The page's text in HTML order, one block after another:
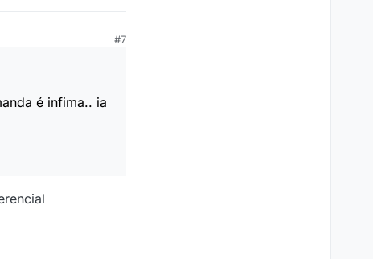
#7
é infima.. ia